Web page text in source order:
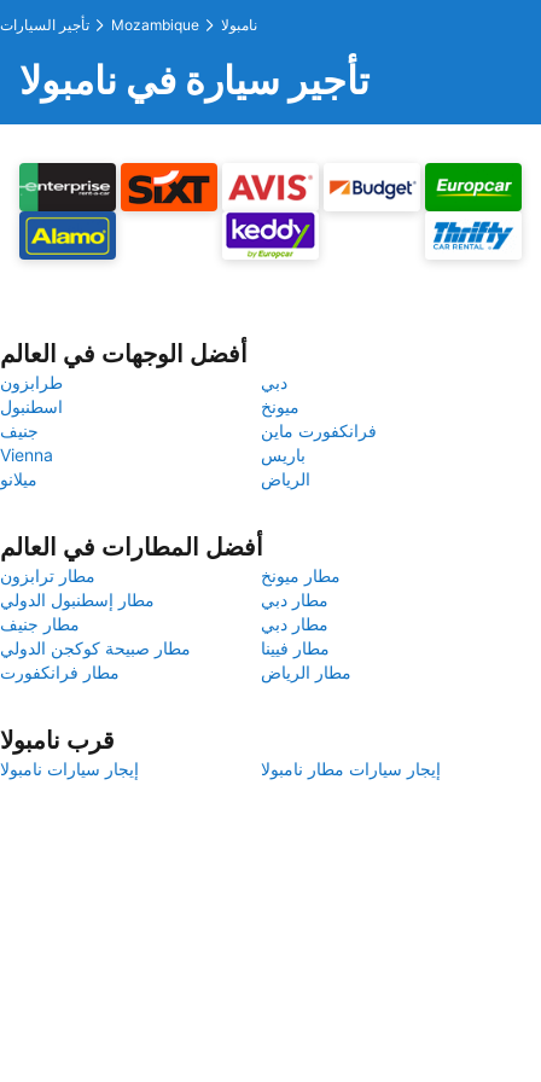
تأجير السيارات Mozambique نامبولا
تأجير سيارة في نامبولا
أفضل الوجهات في العالم
طرابزون
دبي
اسطنبول
ميونخ
جنيف
فرانكفورت ماين
Vienna
باريس
ميلانو
الرياض
أفضل المطارات في العالم
مطار ترابزون
مطار ميونخ
مطار إسطنبول الدولي
مطار دبي
مطار جنيف
مطار دبي
مطار صبيحة كوكجن الدولي
مطار فيينا
مطار فرانكفورت
مطار الرياض
قرب نامبولا
إيجار سيارات نامبولا إيجار سيارات مطار نامبولا